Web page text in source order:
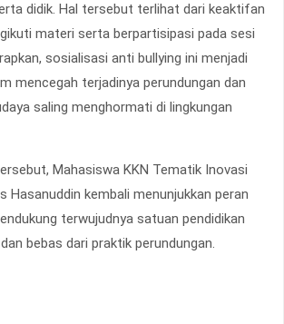
didik. Hal tersebut terlihat dari keaktifan
materi serta berpartisipasi pada sesi
sosialisasi anti bullying ini menjadi
mencegah terjadinya perundungan dan
saling menghormati di lingkungan
Mahasiswa KKN Tematik Inovasi
Hasanuddin kembali menunjukkan peran
terwujudnya satuan pendidikan
bebas dari praktik perundungan.